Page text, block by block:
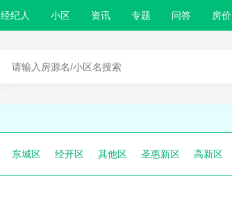
经纪人 小区 资讯 专题 问答 房价
东城区 经开区 其他区 圣惠新区 高新区